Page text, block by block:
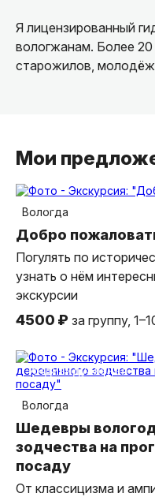
Я лицензированный
вологжанам. Более
старожилов,
Мои
Вологда
Добро
Погулять по
узнать о нём
экскурсии
4500 ₽ за группу,
индивидуальная
Вологда
Шедевры
зодчества на
посаду
От классицизма и